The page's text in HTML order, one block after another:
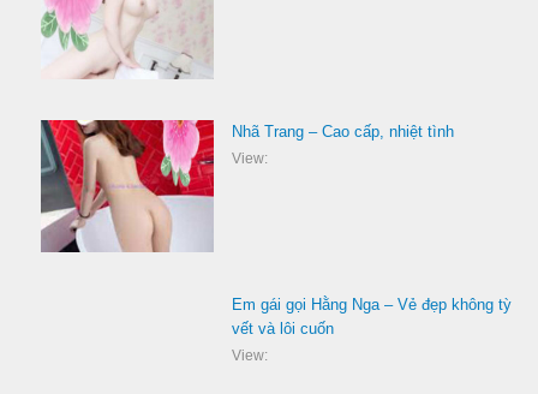
Nhã Trang – Cao cấp, nhiệt tình
View:
Em gái gọi Hằng Nga – Vẻ đẹp không tỳ
vết và lôi cuốn
View: